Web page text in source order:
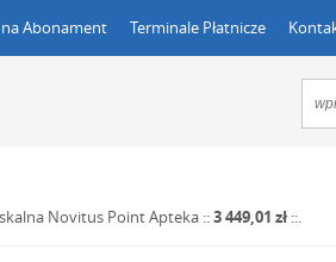
na Abonament Terminale Płatnicze
Novitus Point Apteka ::3 449,01 zł ::.